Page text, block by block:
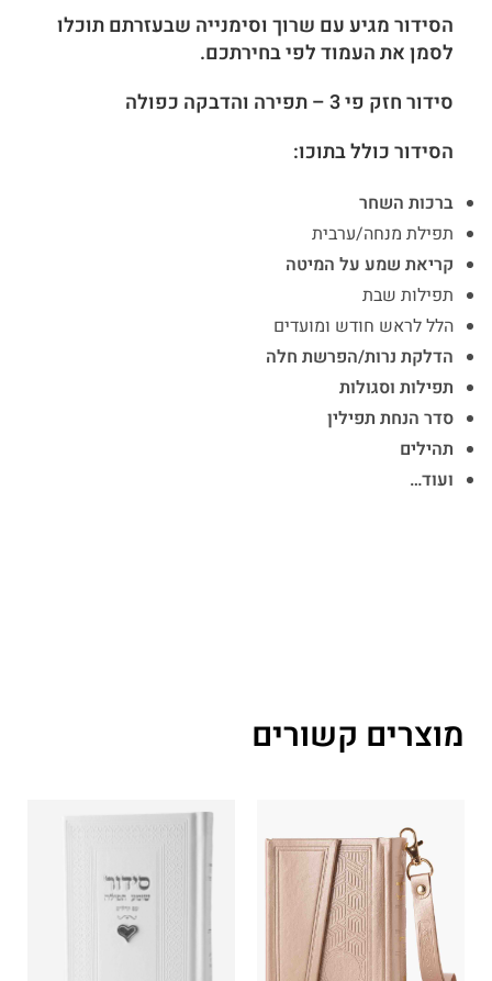
הסידור מגיע עם שרוך וסימנייה שבעזרתם תוכלו
לסמן את העמוד לפי בחירתכם.
סידור חזק פי 3 – תפירה והדבקה כפולה
הסידור כולל בתוכו:
ברכות השחר
תפילת מנחה/ערבית
קריאת שמע על המיטה
תפילות שבת
הלל לראש חודש ומועדים
הדלקת נרות/הפרשת חלה
תפילות וסגולות
סדר הנחת תפילין
תהילים
ועוד…
מוצרים קשורים